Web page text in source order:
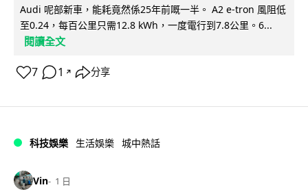
Audi 呢部新車，能耗竟然係25年前嘅一半。 A2 e-tron 風阻低
至0.24，每百公里只需12.8 kWh，一度電行到7.8公里。6...
閱讀全文
7 1 ↗ 分享
科技娛樂 生活娛樂 城中熱話
Vin 1 日